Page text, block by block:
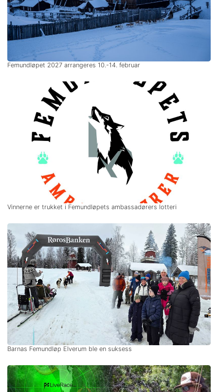
Femundløpet 2027 arrangeres 10.-14. februar
Vinnerne er trukket i Femundløpets ambassadørers lotteri
Barnas Femundløp Elverum ble en suksess